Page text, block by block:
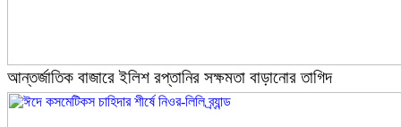
আন্তর্জাতিক বাজারে ইলিশ রপ্তানির সক্ষমতা বাড়ানোর তাগিদ